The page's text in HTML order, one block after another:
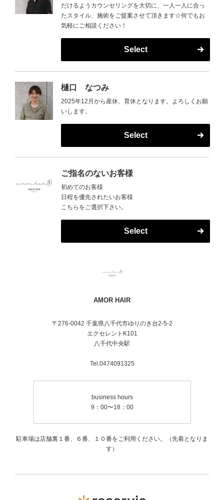
だけるようカウンセリングを大切に、一人一人に合っ
たスタイル、施術をご提案させて頂きます☆何でもお
気軽にご相談ください！
Select
樋口 なつみ
2025年12月から産休、育休となります。よろしくお願
いします。
Select
ご指名のないお客様
初めてのお客様
日程を優先されたいお客様
こちらをご選択下さい。
Select
AMOR HAIR
〒276-0042 千葉県八千代市ゆりのき台2-5-2
エクセレントK101
八千代中央駅
Tel.0474091325
business hours
9：00〜18：00
駐車場は店舗裏１番、６番、１０番をご利用ください。（先着となりま
す）